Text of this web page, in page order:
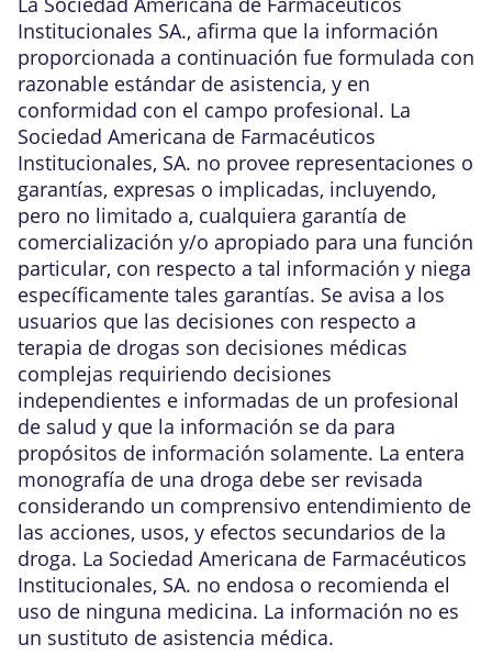
Institucionales SA., afirma que la información
proporcionada a continuación fue formulada con
razonable estándar de asistencia, y en
conformidad con el campo profesional. La
Sociedad Americana de Farmacéuticos
Institucionales, SA. no provee representaciones o
garantías, expresas o implicadas, incluyendo,
pero no limitado a, cualquiera garantía de
comercialización y/o apropiado para una función
particular, con respecto a tal información y niega
específicamente tales garantías. Se avisa a los
usuarios que las decisiones con respecto a
terapia de drogas son decisiones médicas
complejas requiriendo decisiones
independientes e informadas de un profesional
de salud y que la información se da para
propósitos de información solamente. La entera
monografía de una droga debe ser revisada
considerando un comprensivo entendimiento de
las acciones, usos, y efectos secundarios de la
droga. La Sociedad Americana de Farmacéuticos
Institucionales, SA. no endosa o recomienda el
uso de ninguna medicina. La información no es
un sustituto de asistencia médica.